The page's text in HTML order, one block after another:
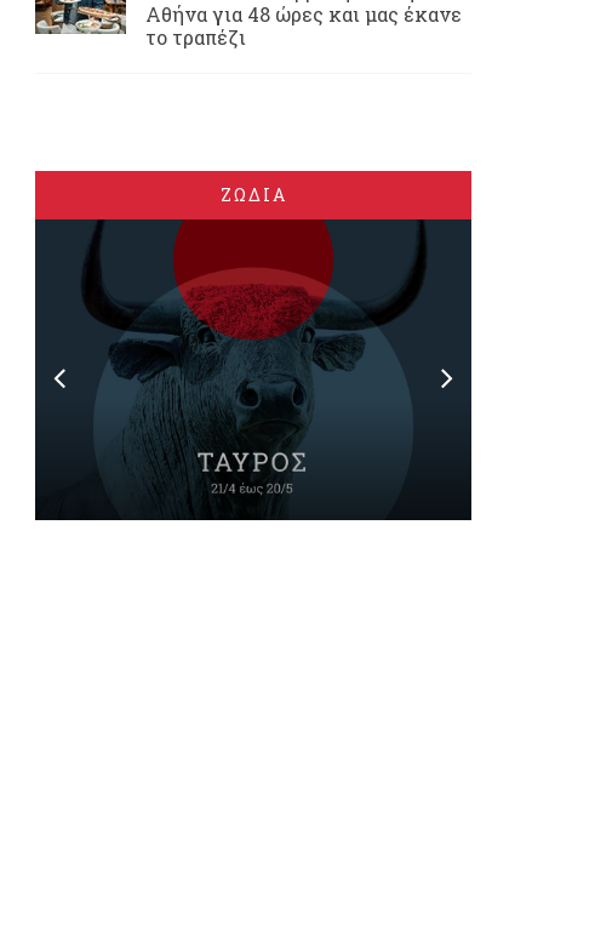
Αθήνα για 48 ώρες και μας έκανε
το τραπέζι
ΖΩΔΙΑ